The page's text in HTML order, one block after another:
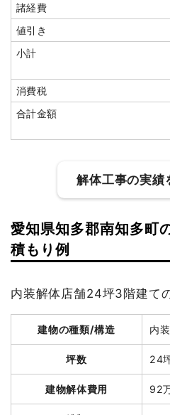
建物の種類/構造 軽
工
養生費
土間コンクリート撤去
植木・植栽撤去
1台
諸経費
小計
諸経費
値引き
小計
消費税
合計金額
解体工事の実績
建物の種類/構造
建物解体費用
総額
品名
鉄骨造店舗45坪2階建
45坪
愛知県知多郡南知多町
積もり例
内装解体店舗24坪3階建て
建物の種類/構造 内
坪数 24
建物解体費用 92